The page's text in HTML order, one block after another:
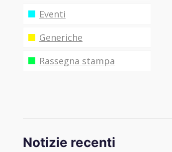
Eventi
Generiche
Rassegna stampa
Notizie recenti